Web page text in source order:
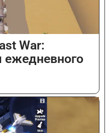
War:
ежедневного